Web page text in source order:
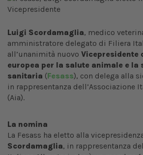
Luigi Scordamaglia, medico
amministratore delegato di Filiera
all’unanimità nuovo Vicepresidente
europea per la salute animale e la
sanitaria (Fesass), con delega alla
in rappresentanza dell’Associazione
(Aia).
La nomina
La Fesass ha eletto alla
Scordamaglia, in rappresentanza